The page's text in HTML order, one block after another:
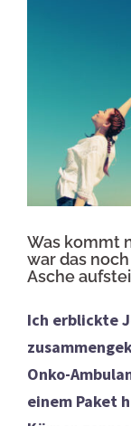
Was kommt
war das
Asche
Ich erblickte
Onko-
einem Paket